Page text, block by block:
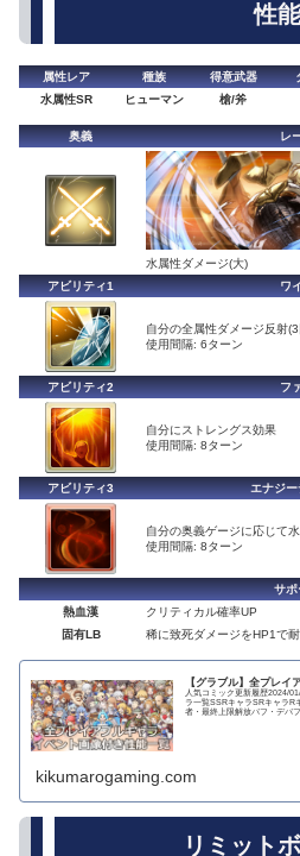
性能
属性レア 種族 得意武器
水属性SR
ヒューマン 槍/斧
奥義 レ
水属性ダメージ(大)
アビリティ1
ワ
自分の全属性ダメージ反射
使用間隔: 6ターン
アビリティ2 フ
自分にストレングス効果
使用間隔: 8ターン
アビリティ3 エナジ
自分の奥義ゲージに応じて
使用間隔: 8ターン
サポ
熱血漢
クリティカル確率UP
固有LB
稀に致死ダメージをHP1で
【グラブル】全プレイ
人気コミック更新履歴2024/
ラ一覧SSRキャラSRキャラR
者・最終上限解放バフ・デバ
kikumarogaming.com
リミット